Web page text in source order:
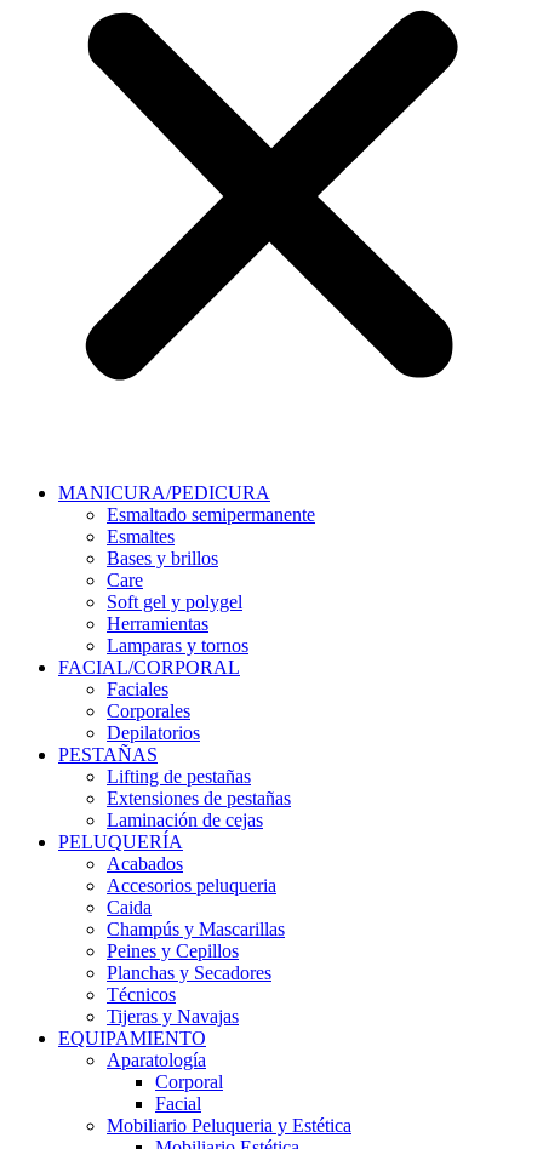
MANICURA/PEDICURA
Esmaltado semipermanente
Esmaltes
Bases y brillos
Care
Soft gel y polygel
Herramientas
Lamparas y tornos
FACIAL/CORPORAL
Faciales
Corporales
Depilatorios
PESTAÑAS
Lifting de pestañas
Extensiones de pestañas
Laminación de cejas
PELUQUERÍA
Acabados
Accesorios peluqueria
Caida
Champús y Mascarillas
Peines y Cepillos
Planchas y Secadores
Técnicos
Tijeras y Navajas
EQUIPAMIENTO
Aparatología
Corporal
Facial
Mobiliario Peluqueria y Estética